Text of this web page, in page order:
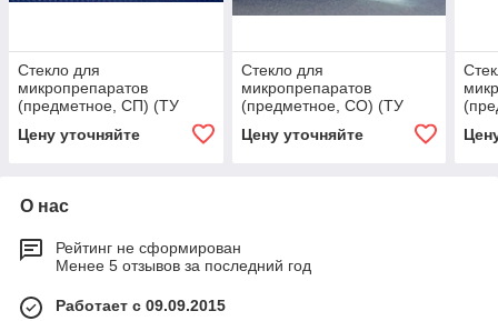
Стекло для
микропрепаратов
(предметное, СП) (ТУ
9464-012-52876859-2014)
Цену уточняйте
Стекло для
микропрепаратов
(предметное, СО) (ТУ
9464-012-52876859-2014)
Цену уточняйте
О нас
Рейтинг не сформирован
Менее 5 отзывов за последний год
Работает с 09.09.2015